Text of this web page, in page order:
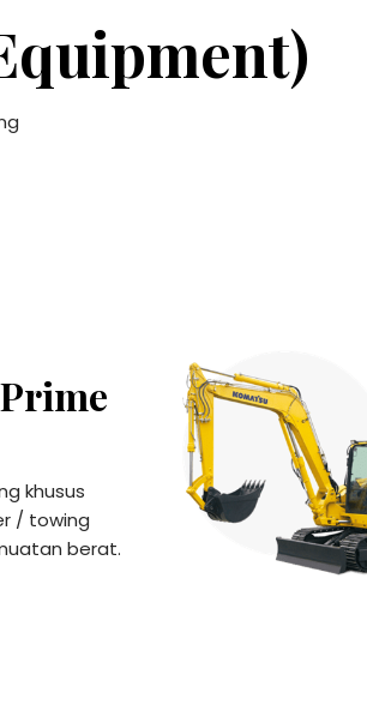
khusus
/ towing
berat.